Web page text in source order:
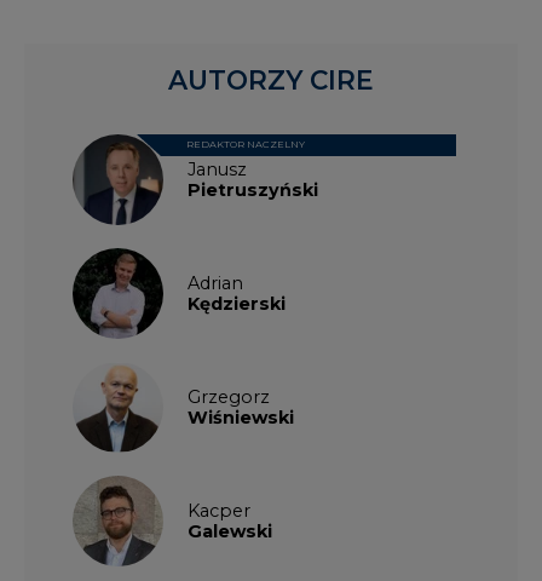
Janusz
Pietruszyński
REDAKTOR NACZELNY
Adrian
Kędzierski
Grzegorz
Wiśniewski
Kacper
Galewski
AUTORZY CIRE